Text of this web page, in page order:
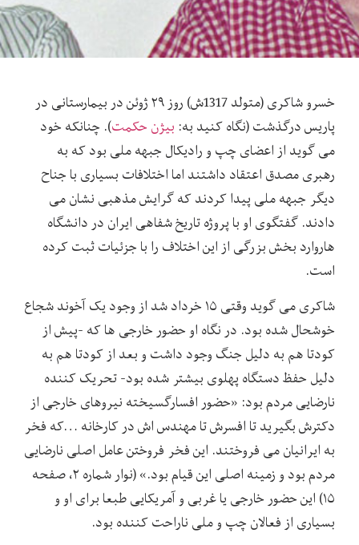
خسرو شاکری (متولد 1317ش) روز ۲۹ ژوئن در بیمارستانی در
پاریس درگذشت (نگاه کنید به: بیژن حکمت). چنانکه خود
می گوید از اعضای چپ و رادیکال جبهه ملی بود که به
رهبری مصدق اعتقاد داشتند اما اختلافات بسیاری با جناح
دیگر جبهه ملی پیدا کردند که گرایش مذهبی نشان می
دادند. گفتگوی او با پروژه تاریخ شفاهی ایران در دانشگاه
هاروارد بخش بزرگی از این اختلاف را با جزئیات ثبت کرده
است.
شاکری می گوید وقتی ۱۵ خرداد شد از وجود یک آخوند شجاع
خوشحال شده بود. در نگاه او حضور خارجی ها که -پیش از
کودتا هم به دلیل جنگ وجود داشت و بعد از کودتا هم به
دلیل حفظ دستگاه پهلوی بیشتر شده بود- تحریک کننده
نارضایی مردم بود: «حضور افسارگسیخته نیروهای خارجی از
دکترش بگیرید تا افسرش تا مهندس اش در کارخانه …که فخر
به ایرانیان می فروختند. این فخر فروختن عامل اصلی نارضایی
مردم بود و زمینه اصلی این قیام بود.» (نوار شماره ۲، صفحه
۱۵) این حضور خارجی یا غربی و آمریکایی طبعا برای او و
بسیاری از فعالان چپ و ملی ناراحت کننده بود.